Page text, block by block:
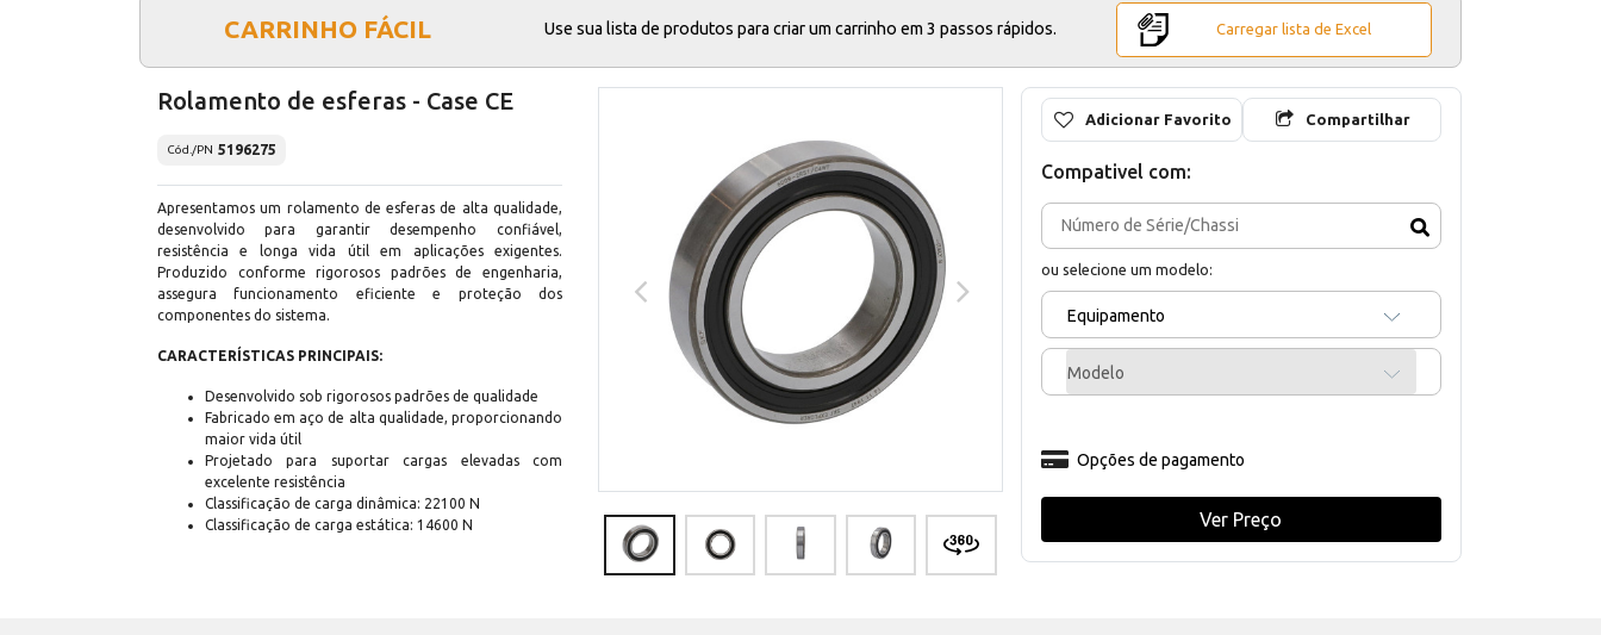
CARRINHO FÁCIL Use sua lista de produtos para criar um carrinho em 3 passos rápidos. Carregar lista de Excel
Rolamento de esferas - Case CE
Cód./PN 5196275
Apresentamos um rolamento de esferas de alta qualidade,
desenvolvido para garantir desempenho confiável,
resistência e longa vida útil em aplicações exigentes.
Produzido conforme rigorosos padrões de engenharia,
assegura funcionamento eficiente e proteção dos
componentes do sistema.
CARACTERÍSTICAS PRINCIPAIS:
Desenvolvido sob rigorosos padrões de qualidade
Fabricado em aço de alta qualidade, proporcionando
maior vida útil
Projetado para suportar cargas elevadas com
excelente resistência
Classificação de carga dinâmica: 22100 N
Classificação de carga estática: 14600 N
Adicionar Favorito Compartilhar
Compativel com:
ou selecione um modelo:
Equipamento
Modelo
Opções de pagamento
Ver Preço